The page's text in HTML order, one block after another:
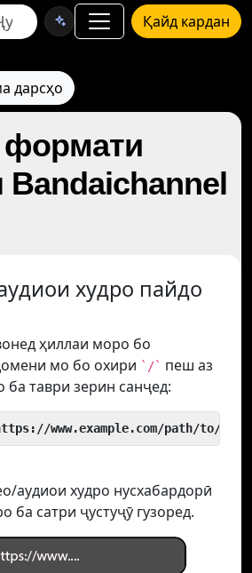
Қайд кардан
дарсҳо
формати
Bandaichannel
худро пайдо
ҳиллаи моро бо
мо бо охири `/` пеш аз
ба таври зерин санҷед:
www.example.com/path/to/
аудиои худро нусхабардорӣ
ба сатри ҷустуҷӯ гузоред.